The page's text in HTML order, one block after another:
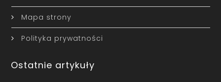
Mapa strony
Polityka prywatności
Ostatnie artykuły